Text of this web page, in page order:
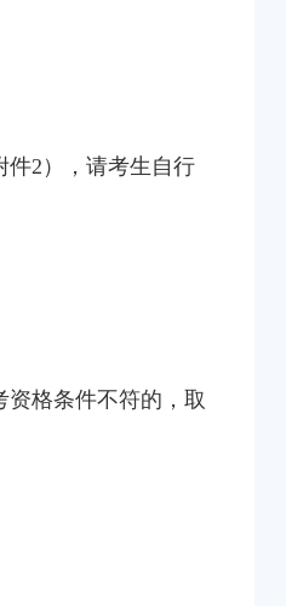
件2），请考生自行
格条件不符的，取